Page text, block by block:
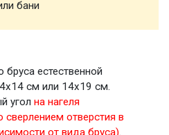
бани
естественной
см или 14х19 см.
угол на нагеля
отверстия в
от вида бруса).